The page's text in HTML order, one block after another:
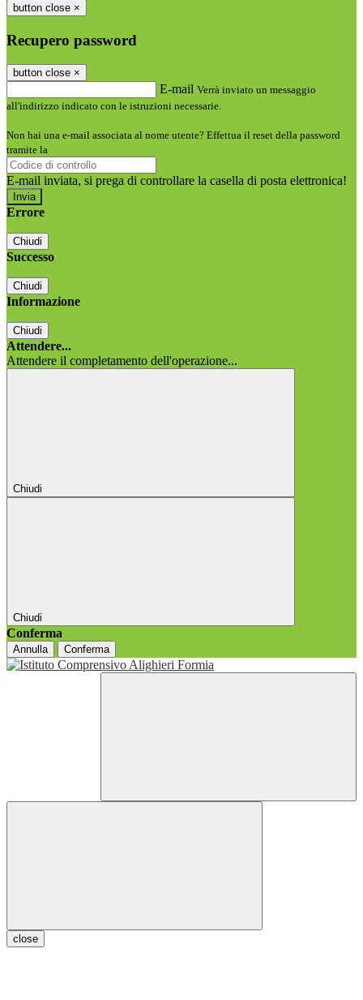
button close ×
Recupero password
button close ×
E-mail Verrà inviato un messaggio
all'indirizzo indicato con le istruzioni necessarie.
Non hai una e-mail associata al nome utente? Effettua il reset della password
tramite la
E-mail inviata, si prega di controllare la casella di posta elettronica!
Errore
Chiudi
Successo
Chiudi
Informazione
Chiudi
Attendere...
Attendere il completamento dell'operazione...
Chiudi
Chiudi
Conferma
Annulla Conferma
close